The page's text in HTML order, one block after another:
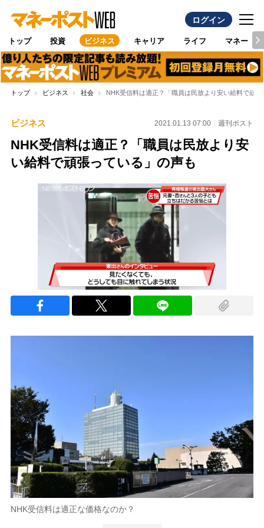
ログイン
トップ 投資 ビジネス キャリア ライフ マネー
トップ ビジネス 社会 NHK受信料は適正？「職員は民放より安い給料で頑
ビジネス 2021.01.13 07:00 週刊ポスト
NHK受信料は適正？「職員は民放より安
い給料で頑張っている」の声も
NHK受信料は適正な価格なのか？